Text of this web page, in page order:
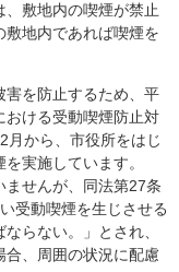
敷地内の喫煙が禁止
地内であれば喫煙を
を防止するため、平
おける受動喫煙防止対
月から、市役所をはじ
実施しています。
せんが、同法第27条
受動喫煙を生じさせる
らない。」とされ、
、周囲の状況に配慮